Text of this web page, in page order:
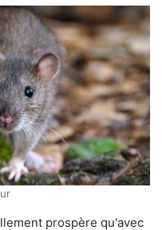
prospère qu'avec